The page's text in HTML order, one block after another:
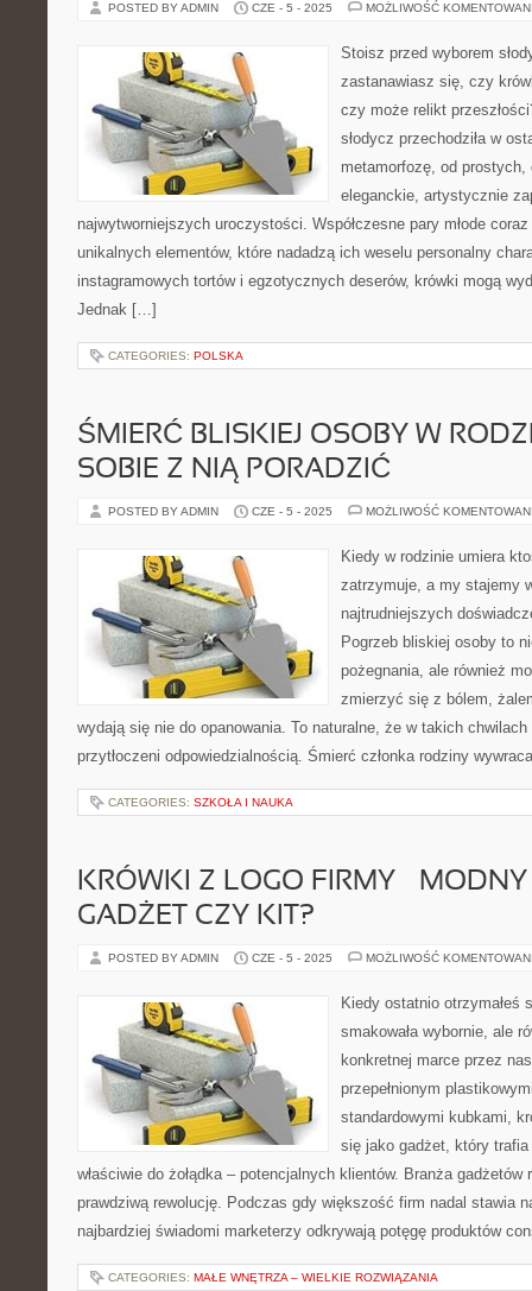
POSTED BY ADMIN CZE - 5 - 2025 MOŻLIWOŚĆ
Stoisz przed wyborem
zastanawiasz się, czy
czy może relikt
słodycz przechodziła w
metamorfozę, od
eleganckie, artystycznie
najwytworniejszych uroczystości. Współczesne pary młode
unikalnych elementów, które nadadzą ich weselu personalny
instagramowych tortów i egzotycznych deserów, krówki mogą
Jednak […]
CATEGORIES: POLSKA
ŚMIERĆ BLISKIEJ OSOBY W
SOBIE Z NIĄ PORADZIĆ
POSTED BY ADMIN CZE - 5 - 2025 MOŻLIWOŚĆ
Kiedy w rodzinie umiera
zatrzymuje, a my stajemy
najtrudniejszych
Pogrzeb bliskiej osoby to
pożegnania, ale również
zmierzyć się z bólem,
wydają się nie do opanowania. To naturalne, że w takich
przytłoczeni odpowiedzialnością. Śmierć członka rodziny
CATEGORIES: SZKOŁA I NAUKA
KRÓWKI Z LOGO FIRMY –
GADŻET CZY KIT?
POSTED BY ADMIN CZE - 5 - 2025 MOŻLIWOŚĆ
Kiedy ostatnio otrzymałeś
smakowała wybornie, ale
konkretnej marce przez
przepełnionym
standardowymi kubkami,
się jako gadżet, który
właściwie do żołądka – potencjalnych klientów. Branża
prawdziwą rewolucję. Podczas gdy większość firm nadal stawia
najbardziej świadomi marketerzy odkrywają potęgę produktów
CATEGORIES: MAŁE WNĘTRZA – WIELKIE ROZWIĄZANIA